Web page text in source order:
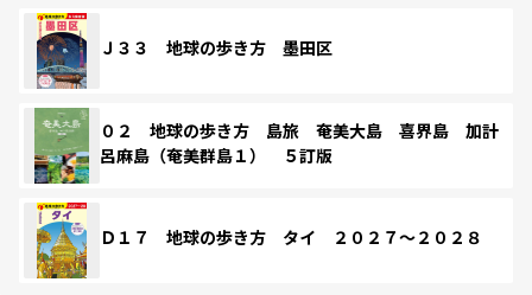
Ｊ３３ 地球の歩き方 墨田区
０２ 地球の歩き方 島旅 奄美大島 喜界島 加計
呂麻島（奄美群島１） ５訂版
Ｄ１７ 地球の歩き方 タイ ２０２７～２０２８